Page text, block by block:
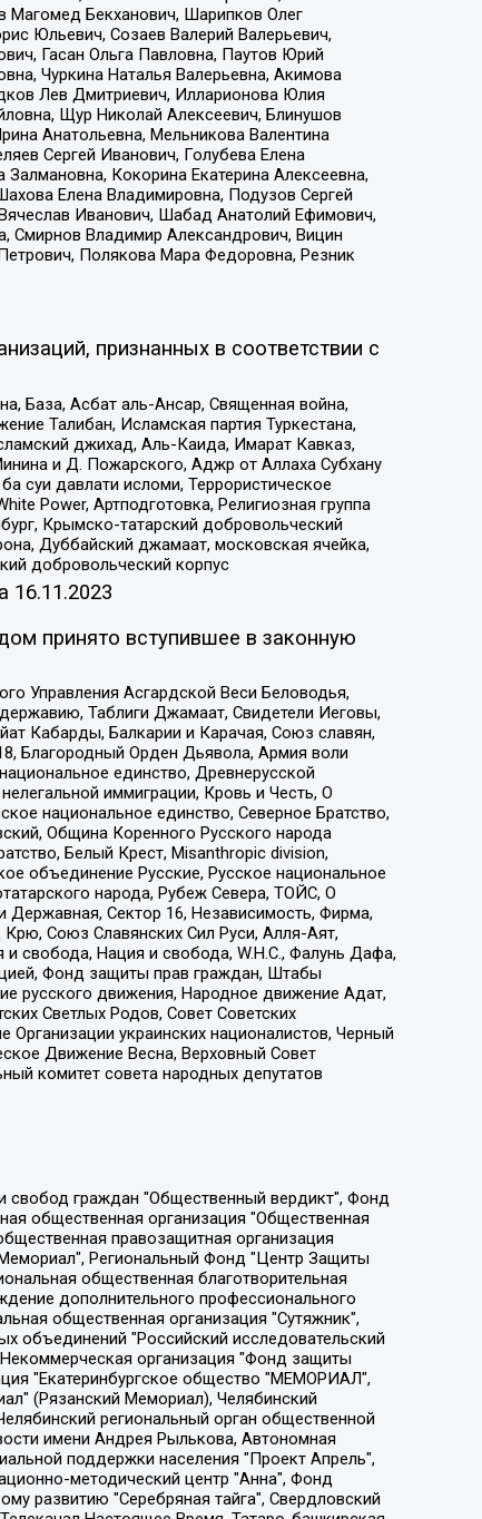
Магомед Бекханович, Шарипков Олег
Юльевич, Созаев Валерий Валерьевич,
Гасан Ольга Павловна, Паутов Юрий
Чуркина Наталья Валерьевна, Акимова
Лев Дмитриевич, Илларионова Юлия
Щур Николай Алексеевич, Блинушов
Анатольевна, Мельникова Валентина
Сергей Иванович, Голубева Елена
Кокорина Екатерина Алексеевна,
Елена Владимировна, Подузов Сергей
Иванович, Шабад Анатолий Ефимович,
Смирнов Владимир Александрович, Вицин
Полякова Мара Федоровна, Резник
признанных в соответствии с
База, Асбат аль-Ансар, Священная война,
Талибан, Исламская партия Туркестана,
джихад, Аль-Каида, Имарат Кавказ,
и Д. Пожарского, Аджр от Аллаха Субхану
суи давлати исломи, Террористическое
Power, Артподготовка, Религиозная группа
Крымско-татарский добровольческий
Дуббайский джамаат, московская ячейка,
добровольческий корпус
16.11.2023
принято вступившее в законную
Управления Асгардской Веси Беловодья,
Таблиги Джамаат, Свидетели Иеговы,
Кабарды, Балкарии и Карачая, Союз славян,
Благородный Орден Дьявола, Армия воли
единство, Древнерусской
иммиграции, Кровь и Честь, О
национальное единство, Северное Братство,
Община Коренного Русского народа
Белый Крест, Misanthropic division,
объединение Русские, Русское национальное
народа, Рубеж Севера, ТОЙС, О
Сектор 16, Независимость, Фирма,
Союз Славянских Сил Руси, Алля-Аят,
и свобода, Нация и свобода, W.H.С., Фалунь Дафа,
Фонд защиты прав граждан, Штабы
русского движения, Народное движение Адат,
Светлых Родов, Совет Советских
украинских националистов, Черный
Движение Весна, Верховный Совет
комитет совета народных депутатов
Беляев Иван Михайлович, Владыкина Елена Сергеевна, Гельман Марат Александрович, Никульшина Вероника Юрьевна, Толоконникова Надежда Андреевна, Шендерович Виктор Анатольевич, Общество с ограниченной ответственностью "Данное сообщение", Общество с ограниченной ответственностью Издательский дом "Новая глава", Айнбиндер Александра Александровна, Московский комьюнити-центр для ЛГБТ+инициатив, Благотворительный фонд развития филантропии, Deutsche Welle (Германия, Kurt-Schumacher-Strasse 3, 53113 Bonn), Борзунова Мария Михайловна, Воробьев Виктор Викторович, Голубева Анна Львовна, Константинова Алла Михайловна, Малкова Ирина Владимировна, Мурадов Мурад Абдулгалимович, Осетинская Елизавета Николаевна, Понасенков Евгений Николаевич, Ганапольский Матвей Юрьевич, Киселев Евгений Алексеевич, Борухович Ирина Григорьевна, Дремин Иван Тимофеевич, Дубровский Дмитрий Викторович, Красноярская региональная общественная организация поддержки и развития альтернативных образовательных технологий и межкультурных коммуникаций "ИНТЕРРА", Маяковская Екатерина Алексеевна, Фейгин Марк Захарович, Филимонов Андрей Викторович, Дзугкоева Регина Николаевна, Доброхотов Роман Александрович, Дудь Юрий Александрович, Елкин Сергей Владимирович, Кругликов Кирилл Игоревич, Сабунаева Мария Леонидовна, Семенов Алексей Владимирович, Шаинян Карен Багратович, Шульман Екатерина Михайловна, Асафьев Артур Валерьевич, Вахштайн Виктор Семенович, Венедиктов Алексей Алексеевич, Лушникова Екатерина Евгеньевна, Волков Леонид Михайлович, Невзоров Александр Глебович, Пархоменко Сергей Борисович, Сироткин Ярослав Николаевич, Кара-Мурза Владимир Владимирович, Баранова Наталья Владимировна, Гозман Леонид Яковлевич, Кагарлицкий Борис Юльевич, Климарев Михаил Валерьевич, Милов Владимир Станиславович, Автономная некоммерческая организация Краснодарский центр современного искусства "Типография", Моргенштерн Алишер Тагирович, Соболь Любовь Эдуардовна, Общество с ограниченной ответственностью "ЛИЗА НОРМ", Каспаров Гарри Кимович, Ходорковский Михаил Борисович, Общество с ограниченной ответственностью "Апрельские тезисы", Данилович Ирина Брониславовна, Кашин Олег Владимирович, Петров Николай Владимирович, Пивоваров Алексей Владимирович, Соколов Михаил Владимирович, Цветкова Юлия Владимировна, Чичваркин Евгений Александрович, Комитет против пыток/Команда против пыток, Общество с ограниченной ответственностью "Первый научный", Общество с ограниченной ответственностью "Вертолет и ко", Белоцерковская Вероника Борисовна, Кац Максим Евгеньевич, Лазарева Татьяна Юрьевна, Шаведдинов Руслан Табризович, Яшин Илья Валерьевич, Общество с ограниченной ответственностью "Иноагент ААВ", Алешковский Дмитрий Петрович, Альбац Евгения Марковна, Быков Дмитрий Львович, Галямина Юлия Евгеньевна, Лойко Сергей Леонидович, Мартынов Кирилл Константинович, Медведев Сергей Александрович, Крашенинников Федор Геннадиевич, Гордеева Катерина Вл